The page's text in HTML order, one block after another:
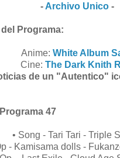
- Archivo Unico -
Programa:
Anime: White Album
Cine: The Dark Knith
de un "Autentico"
47
• Song - Tari Tari - Triple
- Kamisama dolls -